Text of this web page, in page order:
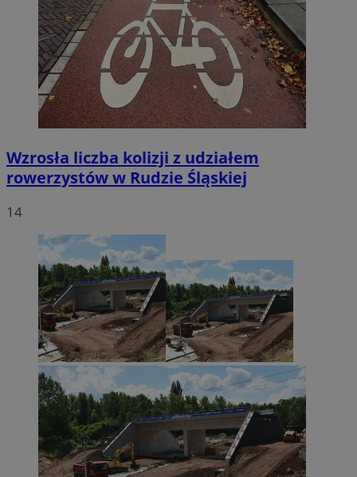
Wzrosła liczba kolizji z udziałem
rowerzystów w Rudzie Śląskiej
14